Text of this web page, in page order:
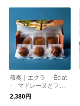
積奏｜エクラ -Éclat
- マドレーヌとフィ
ナンシェの詰め合わせ
2,380円